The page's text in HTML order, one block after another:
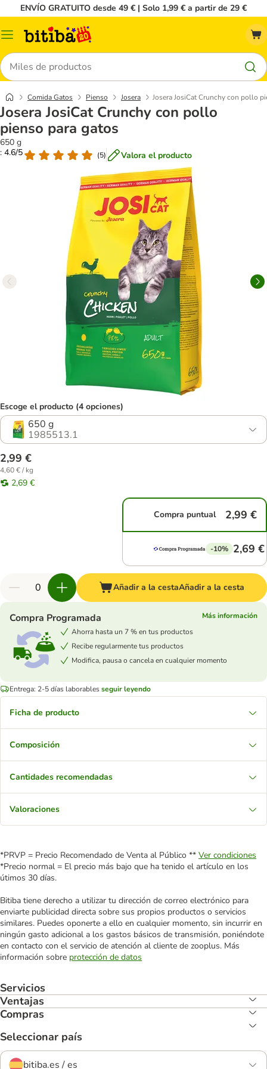
ENVÍO GRATUITO desde 49 € | Solo 1,99 € a partir de 29 €
Menú
Buscar
Comida Gatos Pienso Josera Josera JosiCat Crunchy con pollo
Josera JosiCat Crunchy con pollo
pienso para gatos
650 g
: 4.6/5
(5) Valora el producto
Escoge el producto (4 opciones)
650 g
1985513.1
2,99 €
4,60 € / kg
2,69 €
Compra puntual 2,99 €
-10% 2,69 €
Añadir a la cestaAñadir a la cesta
Compra Programada
Más información
Ahorra hasta un 7 % en tus productos
Recibe regularmente tus productos
Modifica, pausa o cancela en cualquier momento
Entrega: 2-5 días laborablesseguir leyendo
Ficha de producto
Composición
Cantidades recomendadas
Valoraciones
*PRVP = Precio Recomendado de Venta al Público ** Ver condiciones
*Precio normal = El precio más bajo que ha tenido el artículo en los
útimos 30 días.
Bitiba tiene derecho a utilizar tu dirección de correo electrónico para
enviarte publicidad directa sobre sus propios productos o servicios
similares. Puedes oponerte a ello en cualquier momento, sin incurrir en
ningún gasto adicional a los gastos básicos de transmisión, poniéndote
en contacto con el servicio de atención al cliente de zooplus. Más
información sobre protección de datos
Servicios
Ventajas
Compras
Seleccionar país
bitiba.es / es